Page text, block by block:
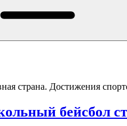
страна. Достижения
бейсбол